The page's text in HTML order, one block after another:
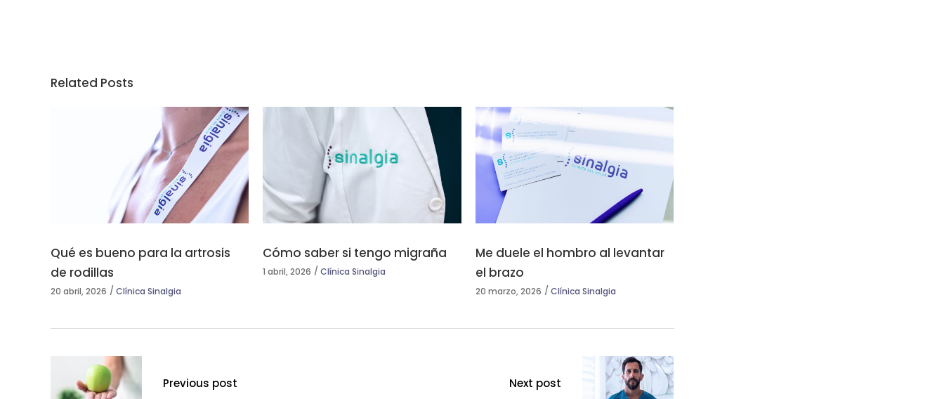
Related Posts
Qué es bueno para la artrosis
de rodillas
20 abril, 2026 Clínica Sinalgia
Cómo saber si tengo migraña
1 abril, 2026 Clínica Sinalgia
Me duele el hombro al levantar
el brazo
20 marzo, 2026 Clínica Sinalgia
Previous post Next post